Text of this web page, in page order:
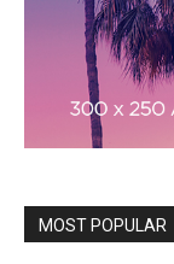
MOST POPULAR